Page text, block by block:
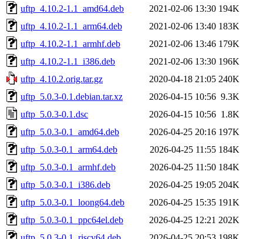
uftp_4.10.2-1.1_amd64.deb
2021-02-06 13:30 194K
uftp_4.10.2-1.1_arm64.deb
2021-02-06 13:40 183K
uftp_4.10.2-1.1_armhf.deb
2021-02-06 13:46 179K
uftp_4.10.2-1.1_i386.deb
2021-02-06 13:30 196K
uftp_4.10.2.orig.tar.gz
2020-04-18 21:05 240K
uftp_5.0.3-0.1.debian.tar.xz
2026-04-15 10:56 9.3K
uftp_5.0.3-0.1.dsc
2026-04-15 10:56 1.8K
uftp_5.0.3-0.1_amd64.deb
2026-04-25 20:16 197K
uftp_5.0.3-0.1_arm64.deb
2026-04-25 11:55 184K
uftp_5.0.3-0.1_armhf.deb
2026-04-25 11:50 184K
uftp_5.0.3-0.1_i386.deb
2026-04-25 19:05 204K
uftp_5.0.3-0.1_loong64.deb
2026-04-25 15:35 191K
uftp_5.0.3-0.1_ppc64el.deb
2026-04-25 12:21 202K